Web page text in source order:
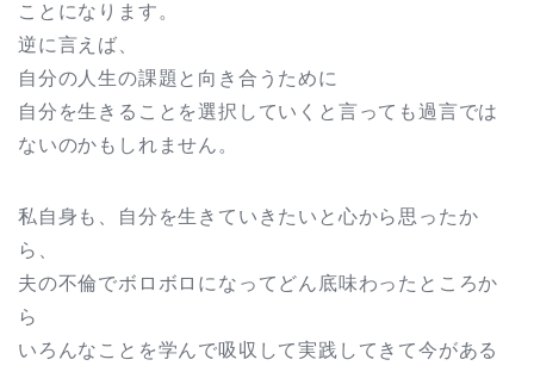
ことになります。
逆に言えば、
自分の人生の課題と向き合うために
自分を生きることを選択していくと言っても過言では
ないのかもしれません。
私自身も、自分を生きていきたいと心から思ったか
ら、
夫の不倫でボロボロになってどん底味わったところか
ら
いろんなことを学んで吸収して実践してきて今がある